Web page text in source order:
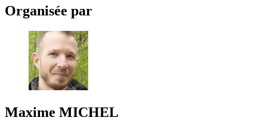
Organisée par
Maxime MICHEL